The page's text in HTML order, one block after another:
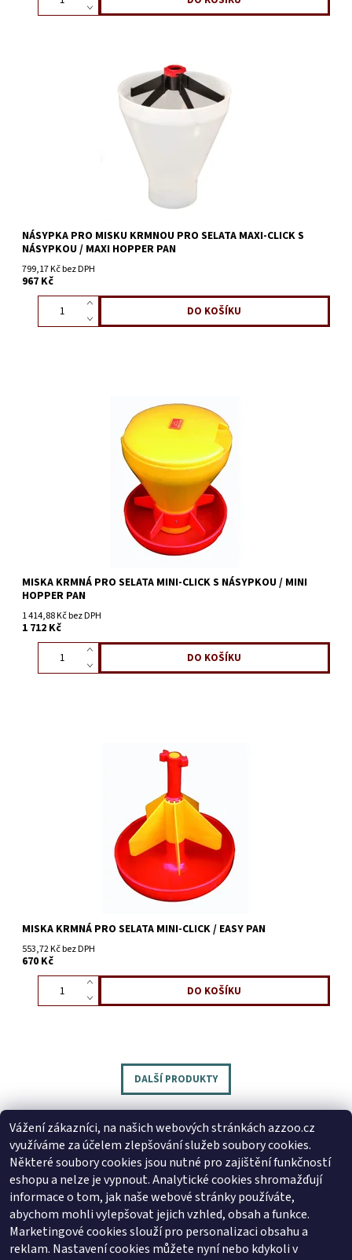
NÁSYPKA PRO MISKU KRMNOU PRO SELATA MAXI-CLICK S
NÁSYPKOU / MAXI HOPPER PAN
799,17 Kč bez DPH
967 Kč
MISKA KRMNÁ PRO SELATA MINI-CLICK S NÁSYPKOU / MINI
HOPPER PAN
1 414,88 Kč bez DPH
1 712 Kč
MISKA KRMNÁ PRO SELATA MINI-CLICK / EASY PAN
553,72 Kč bez DPH
670 Kč
DALŠÍ PRODUKTY
Následující
1 2
Vážení zákazníci, na našich webových stránkách azzoo.cz
využíváme za účelem zlepšování služeb soubory cookies.
Některé soubory cookies jsou nutné pro zajištění funkčností
eshopu a nelze je vypnout. Analytické cookies shromažďují
informace o tom, jak naše webové stránky používáte,
abychom mohli vylepšovat jejich vzhled, obsah a funkce.
Marketingové cookies slouží pro personalizaci obsahu a
reklam. Nastavení cookies můžete nyní nebo kdykoli v